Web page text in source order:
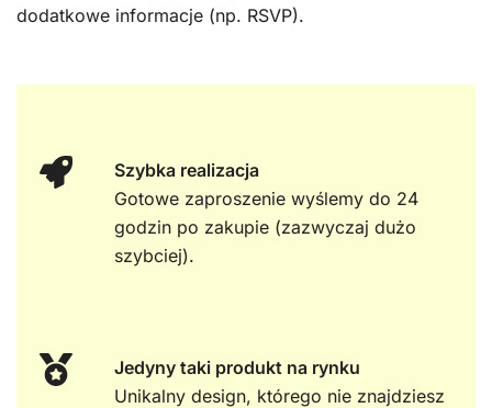
dodatkowe informacje (np. RSVP).
Szybka realizacja
Gotowe zaproszenie wyślemy do 24
godzin po zakupie (zazwyczaj dużo
szybciej).
Jedyny taki produkt na rynku
Unikalny design, którego nie znajdziesz